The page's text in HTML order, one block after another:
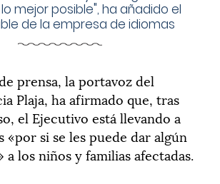
mejor posible", ha añadido el
de la empresa de idiomas
prensa, la portavoz del
Plaja, ha afirmado que, tras
el Ejecutivo está llevando a
«por si se les puede dar algún
a los niños y familias afectadas.